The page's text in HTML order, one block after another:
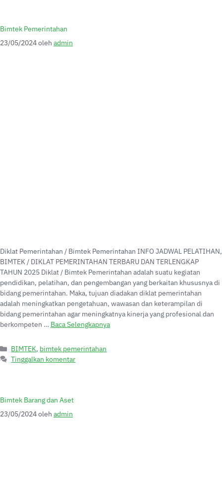
Bimtek Pemerintahan
23/05/2024oleh admin
Diklat Pemerintahan / Bimtek Pemerintahan INFO JADWAL PELATIHAN,
BIMTEK / DIKLAT PEMERINTAHAN TERBARU DAN TERLENGKAP
TAHUN 2025 Diklat / Bimtek Pemerintahan adalah suatu kegiatan
pendidikan, pelatihan, dan pengembangan yang berkaitan khususnya di
bidang pemerintahan. Maka, tujuan diadakan diklat pemerintahan
adalah meningkatkan pengetahuan, wawasan dan keterampilan di
bidang pemerintahan agar meningkatnya kinerja yang profesional dan
berkompeten … Baca Selengkapnya
BIMTEK, bimtek pemerintahan
Tinggalkan komentar
Bimtek Barang dan Aset
23/05/2024oleh admin